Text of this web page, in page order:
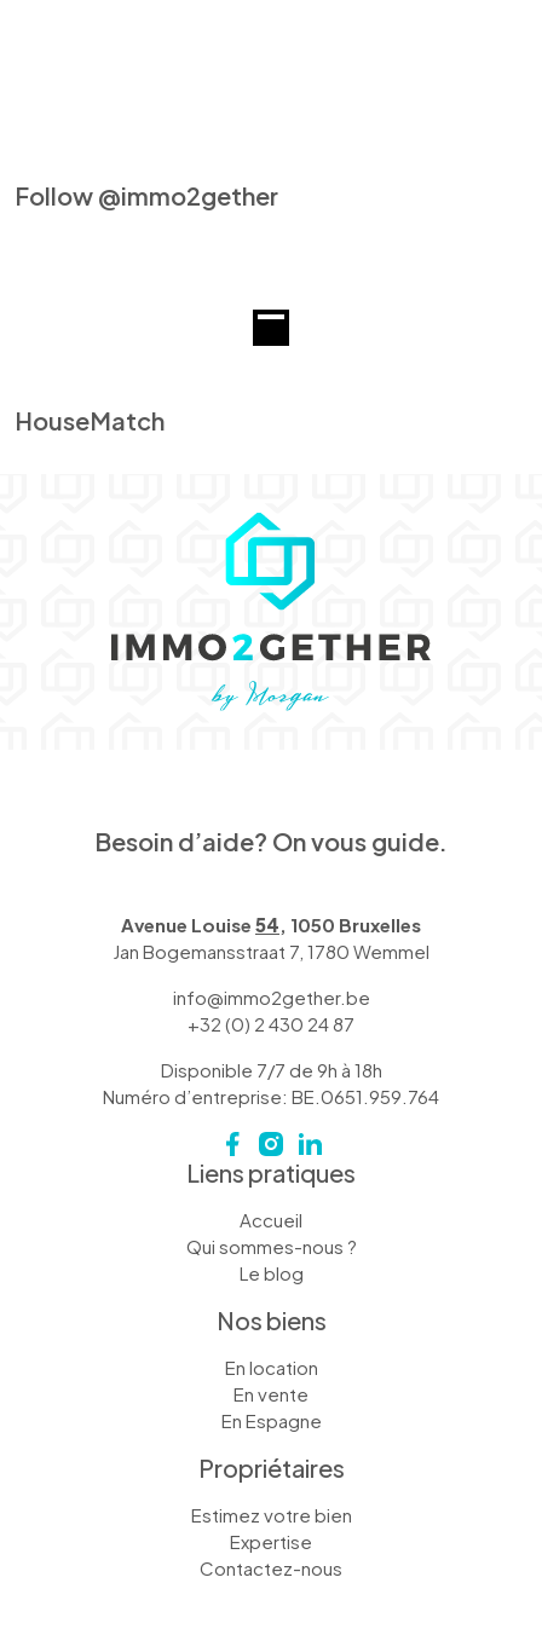
Follow @immo2gether
HouseMatch
Besoin d’aide? On vous guide.
Avenue Louise 54, 1050 Bruxelles
Jan Bogemansstraat 7, 1780 Wemmel
info@immo2gether.be
+32 (0) 2 430 24 87
Disponible 7/7 de 9h à 18h
Numéro d’entreprise: BE.0651.959.764
Liens pratiques
Accueil
Qui sommes-nous ?
Le blog
Nos biens
En location
En vente
En Espagne
Propriétaires
Estimez votre bien
Expertise
Contactez-nous